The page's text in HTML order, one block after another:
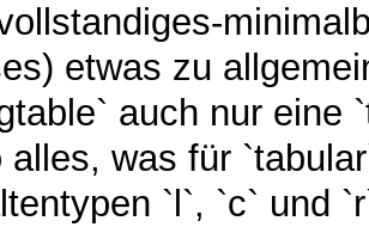
etwas zu
auch nur eine
alles, was für
`l`, `c` und